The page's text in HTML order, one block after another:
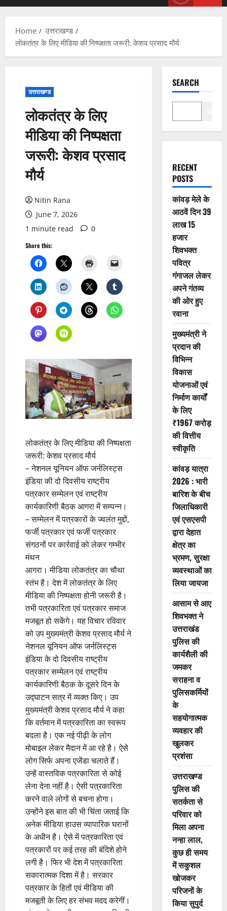
Home
उत्तराखण्ड
लोकतंत्र के लिए मीडिया की निष्पक्षता जरूरी: केशव प्रसाद मौर्य
उत्तराखण्ड
लोकतंत्र के लिए
मीडिया की निष्पक्षता
जरूरी: केशव प्रसाद
मौर्य
Nitin Rana
June 7, 2026
1 minute read
0
Share this:
लोकतंत्र के लिए मीडिया की निष्पक्षता
जरूरी: केशव प्रसाद मौर्य
– नेशनल यूनियन ऑफ जर्नलिस्ट्स
इंडिया की दो दिवसीय राष्ट्रीय
पत्रकार सम्मेलन एवं राष्ट्रीय
कार्यकारिणी बैठक आगरा में सम्पन्न।
– सम्मेलन में पत्रकारों के ज्वलंत मुद्दों,
फर्जी पत्रकार एवं फर्जी पत्रकार
संगठनों पर कार्रवाई को लेकर गम्भीर
मंथन
आगरा। मीडिया लोकतंत्र का चौथा
स्तंभ है। देश में लोकतंत्र के लिए
मीडिया की निष्पक्षता होनी जरूरी है।
तभी पत्रकारिता एवं पत्रकार समाज
मजबूत हो सकेंगे। यह विचार रविवार
को उप मुख्यमंत्री केशव प्रसाद मौर्य ने
नेशनल यूनियन ऑफ जर्नलिस्ट्स
इंडिया के दो दिवसीय राष्ट्रीय
पत्रकार सम्मेलन एवं राष्ट्रीय
कार्यकारिणी बैठक के दूसरे दिन के
उद्घाटन सत्र में व्यक्त किए। उप
मुख्यमंत्री केशव प्रसाद मौर्य ने कहा
कि वर्तमान में पत्रकारिता का स्वरूप
बदला है। एक नई पीढ़ी के लोग
मोबाइल लेकर मैदान में आ रहे है। ऐसे
लोग सिर्फ अपना एजेंडा चलाते हैं।
उन्हें वास्तविक पत्रकारिता से कोई
लेना देना नहीं है। ऐसी पत्रकारिता
करने वाले लोगों से बचना होगा।
उन्होंने इस बात की भी चिंता जताई कि
अनेक मीडिया हाउस व्यापारिक घरानों
के अधीन है। ऐसे में पत्रकारिता एवं
पत्रकारों पर कई तरह की बंदिशे होने
लगी है। फिर भी देश में पत्रकारिता
सकारात्मक दिशा में है। सरकार
पत्रकार के हितों एवं मीडिया की
मजबूती के लिए हर संभव मदद करेगीं।
SEARCH
RECENT
POSTS
कांवड़ मेले के
आठवें दिन 39
लाख 15
हजार
शिवभक्त
पवित्र
गंगाजल लेकर
अपने गंतव्य
की ओर हुए
रवाना
मुख्यमंत्री ने
प्रदान की
विभिन्न
विकास
योजनाओं एवं
निर्माण कार्यों
के लिए
₹1967 करोड़
की वित्तीय
स्वीकृति
कांवड़ यात्रा
2026 : भारी
बारिश के बीच
जिलाधिकारी
एवं एसएसपी
द्वारा देहात
क्षेत्र का
भ्रमण, सुरक्षा
व्यवस्थाओं का
लिया जायजा
आसाम से आए
शिवभक्त ने
उत्तराखंड
पुलिस की
कार्यशैली की
जमकर
सराहना व
पुलिसकर्मियों
के
सहयोगात्मक
व्यवहार की
खुलकर
प्रशंसा
उत्तराखण्ड
पुलिस की
सतर्कता से
परिवार को
मिला अपना
नन्हा लाल,
कुछ ही समय
में सकुशल
खोजकर
परिजनों के
किया सुपुर्द